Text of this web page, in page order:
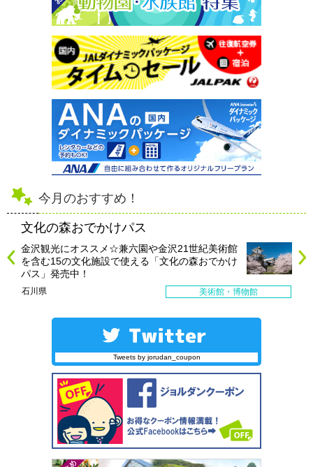
今月のおすすめ！
文化の森おでかけパス
金沢観光にオススメ☆兼六園や金沢21世紀美術館
を含む15の文化施設で使える「文化の森おでかけ
パス」発売中！
石川県 美術館・博物館
Tweets by jorudan_coupon